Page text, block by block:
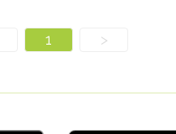
1 >